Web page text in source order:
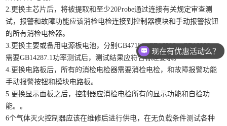
2.更换主芯片后，将被提取和至少20Probe通过连接有关规定审查测
试，报警和故障功能应该消检电检连接到控制器模块和手动报警按钮
的所有消检电检器。
3.更换主要或备用电源板电池，分别GB4715，GB16806，GB16808，
需要GB14287.1功率测试后，测试结果应符合标准要求。
4.更换电路板后，所有的消检电检器需要消检电检，和故障报警功能
手动报警按钮和模块电路板。
5.更换显示面板之后，控制器应消检电检所有的显示功能和自检功
能。。
6个气体灭火控制器应该在维修后进行供电，在无负载条件测试各种
现在有优惠活动么？